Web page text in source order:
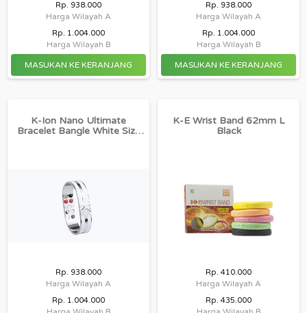
Rp. 938.000
Harga Wilayah A
Rp. 1.004.000
Harga Wilayah B
Rp. 938.000
Harga Wilayah A
Rp. 1.004.000
Harga Wilayah B
K-Ion Nano Ultimate
Bracelet Bangle White Size
Rp. 938.000
Harga Wilayah A
Rp. 1.004.000
K-E Wrist Band 62mm L
Black
Rp. 410.000
Harga Wilayah A
Rp. 435.000